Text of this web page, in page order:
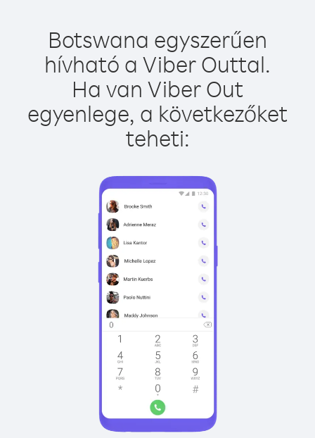
Botswana egyszerűen
hívható a Viber Outtal.
Ha van Viber Out
egyenlege, a következőket
teheti: